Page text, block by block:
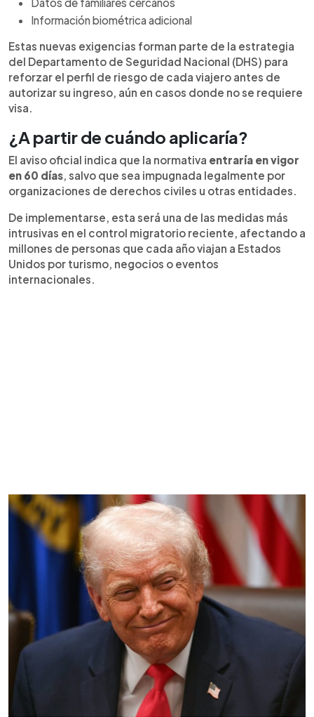
Información biométrica adicional
Estas nuevas exigencias forman parte de la estrategia
del Departamento de Seguridad Nacional (DHS) para
reforzar el perfil de riesgo de cada viajero antes de
autorizar su ingreso, aún en casos donde no se requiere
visa.
¿A partir de cuándo aplicaría?
El aviso oficial indica que la normativa entraría en vigor
en 60 días, salvo que sea impugnada legalmente por
organizaciones de derechos civiles u otras entidades.
De implementarse, esta será una de las medidas más
intrusivas en el control migratorio reciente, afectando a
millones de personas que cada año viajan a Estados
Unidos por turismo, negocios o eventos
internacionales.